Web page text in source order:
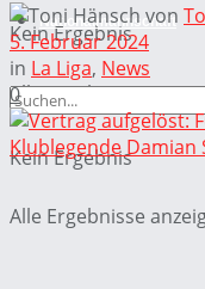
Kein Ergebnis
Alle Ergebnisse
Nationalmannschaft
Kein Ergebnis
Alle Ergebnisse
von
5. Februar 2024
in La Liga, News
0